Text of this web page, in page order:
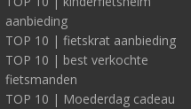
aanbieding
TOP 10 | fietskrat aanbieding
TOP 10 | best verkochte
fietsmanden
TOP 10 | Moederdag cadeau